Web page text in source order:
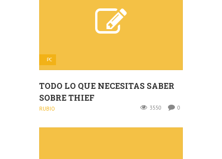
PC
TODO LO QUE NECESITAS SABER
SOBRE THIEF
RUBIO 3550 0